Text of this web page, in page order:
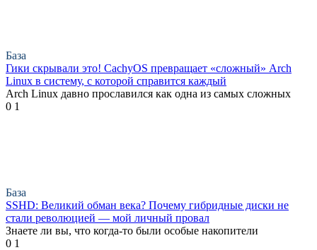
База
Гики скрывали это! CachyOS превращает «сложный» Arch
Linux в систему, с которой справится каждый
Arch Linux давно прославился как одна из самых сложных
0 1
База
SSHD: Великий обман века? Почему гибридные диски не
стали революцией — мой личный провал
Знаете ли вы, что когда-то были особые накопители
0 1